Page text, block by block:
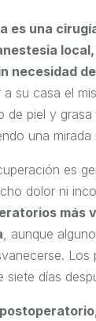
es una
necesidad
a su casa el
de piel y
una
es
dolor ni
más
, aunque
siete días